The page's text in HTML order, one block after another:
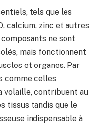
tels que les
calcium, zinc et autres
composants ne sont
mais fonctionnent
et organes. Par
comme celles
volaille, contribuent au
tissus tandis que le
indispensable à